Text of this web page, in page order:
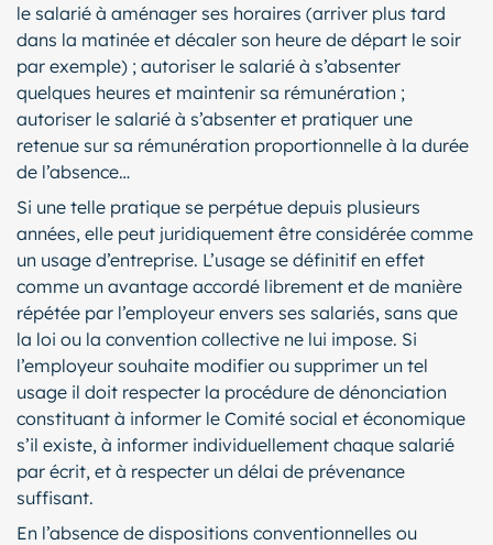
le salarié à aménager ses horaires (arriver plus tard
dans la matinée et décaler son heure de départ le soir
par exemple) ; autoriser le salarié à s’absenter
quelques heures et maintenir sa rémunération ;
autoriser le salarié à s’absenter et pratiquer une
retenue sur sa rémunération proportionnelle à la durée
de l’absence…
Si une telle pratique se perpétue depuis plusieurs
années, elle peut juridiquement être considérée comme
un usage d’entreprise. L’usage se définitif en effet
comme un avantage accordé librement et de manière
répétée par l’employeur envers ses salariés, sans que
la loi ou la convention collective ne lui impose. Si
l’employeur souhaite modifier ou supprimer un tel
usage il doit respecter la procédure de dénonciation
constituant à informer le Comité social et économique
s’il existe, à informer individuellement chaque salarié
par écrit, et à respecter un délai de prévenance
suffisant.
En l’absence de dispositions conventionnelles ou